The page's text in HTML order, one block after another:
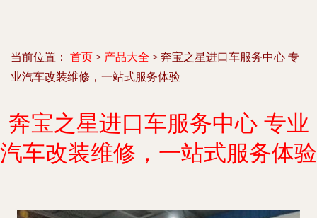
当前位置： 首页 > 产品大全 > 奔宝之星进口车服务中心 专
业汽车改装维修，一站式服务体验
奔宝之星进口车服务中心 专业
汽车改装维修，一站式服务体验